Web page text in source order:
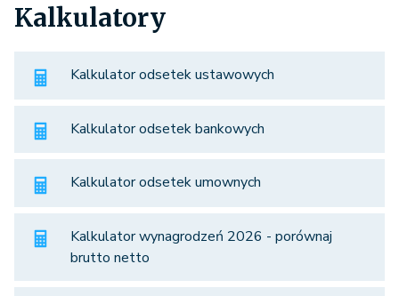
Kalkulatory
Kalkulator odsetek ustawowych
Kalkulator odsetek bankowych
Kalkulator odsetek umownych
Kalkulator wynagrodzeń 2026 - porównaj
brutto netto